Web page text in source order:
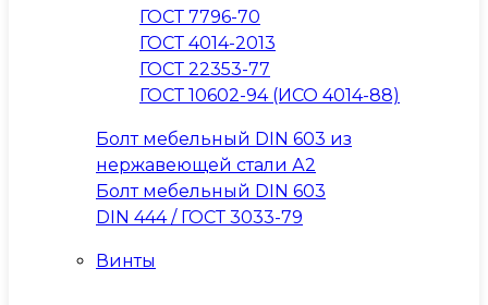
ГОСТ 7796-70
ГОСТ 4014-2013
ГОСТ 22353-77
ГОСТ 10602-94 (ИСО 4014-88)
Болт мебельный DIN 603 из
нержавеющей стали А2
Болт мебельный DIN 603
DIN 444 / ГОСТ 3033-79
Винты